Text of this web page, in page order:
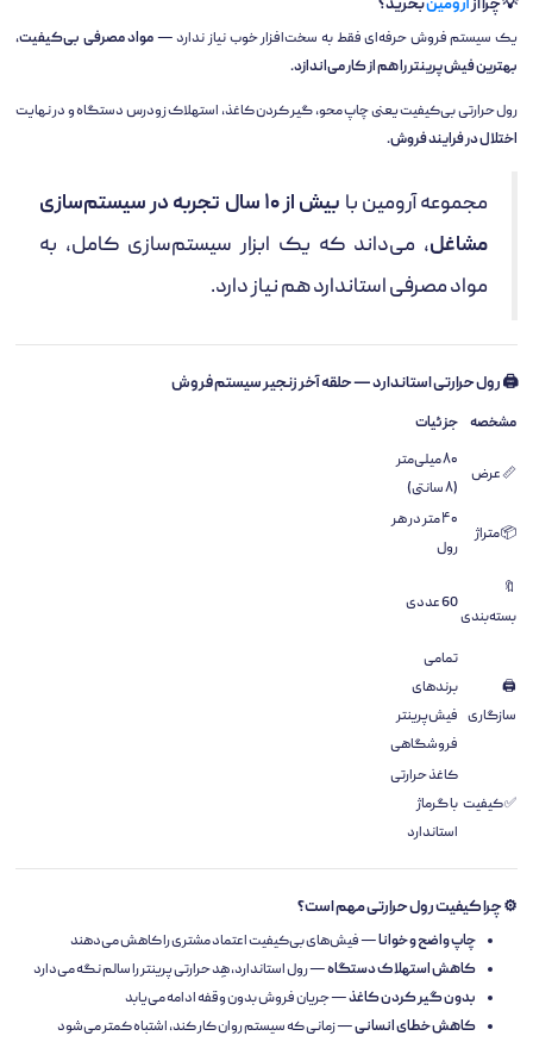
💡 چرا ازآرومینبخرید؟
یک سیستم فروش حرفه‌ای فقط به سخت‌افزار خوب نیاز ندارد —مواد مصرفی بی‌کیفیت،
بهترین فیش‌پرینتر را هم از کار می‌اندازد.
رول حرارتی بی‌کیفیت یعنی چاپ محو، گیر کردن کاغذ، استهلاک زودرس دستگاه و در نهایت
اختلال در فرایند فروش.
مجموعه آرومین با
بیش از ۱۰ سال تجربه در سیستم‌سازی
مشاغل، می‌داند که یک ابزار سیستم‌سازی کامل، به
مواد مصرفی استاندارد هم نیاز دارد.
🖨️ رول حرارتی استاندارد — حلقه آخر زنجیر سیستم فروش
مشخصه جزئیات
📏 عرض
۸۰ میلی‌متر
(۸ سانتی)
📦 متراژ
۴۰ متر در هر
رول
🔖
بسته‌بندی
60 عددی
🖨️
سازگاری
تمامی
برندهای
فیش‌پرینتر
فروشگاهی
✅ کیفیت
کاغذ حرارتی
با گرماژ
استاندارد
⚙️ چرا کیفیت رول حرارتی مهم است؟
چاپ واضح و خوانا— فیش‌های بی‌کیفیت اعتماد مشتری را کاهش می‌دهند
کاهش استهلاک دستگاه— رول استاندارد، هِد حرارتی پرینتر را سالم نگه می‌دارد
بدون گیر کردن کاغذ— جریان فروش بدون وقفه ادامه می‌یابد
کاهش خطای انسانی— زمانی که سیستم روان کار کند، اشتباه کمتر می‌شود